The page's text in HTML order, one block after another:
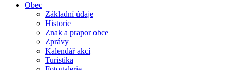
Obec
Základní údaje
Historie
Znak a prapor obce
Zprávy
Kalendář akcí
Turistika